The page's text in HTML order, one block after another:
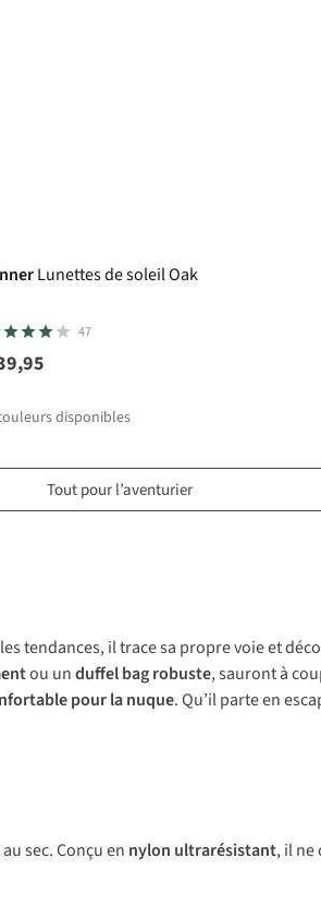
Lunettes de soleil Oak
47
disponibles
Tout pour l’aventurier
tendances, il trace sa propre voie et
ou unduffel bag robuste, sauront à
pour la nuque. Qu’il parte en
sec. Conçu en nylon ultrarésistant, il ne